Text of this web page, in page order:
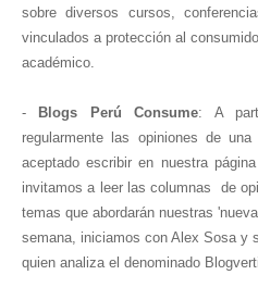
sobre diversos cursos,
vinculados a protección al
académico.
- Blogs Perú Consume: A
regularmente las opiniones de
aceptado escribir en nuestra
invitamos a leer las columnas de
temas que abordarán nuestras
semana, iniciamos con Alex Sosa y
quien analiza el denominado